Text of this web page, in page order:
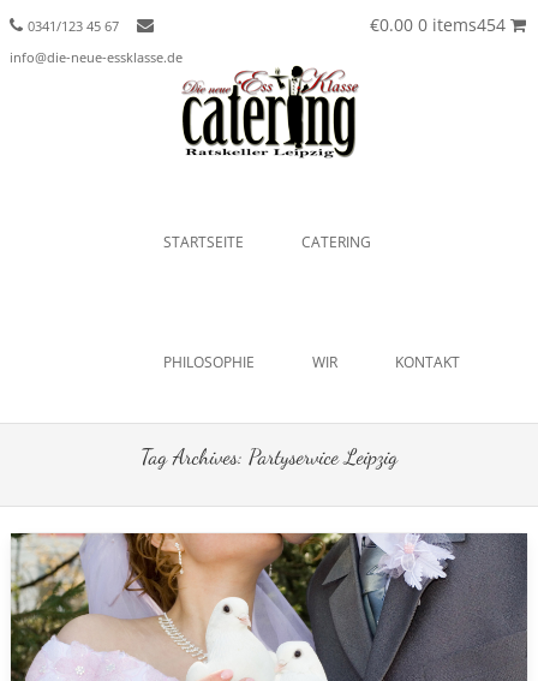
0341/123 45 67
info@die-neue-essklasse.de
€0.00 0 items454
Menu
SKIP TO CONTENT
STARTSEITE CATERING
PHILOSOPHIE WIR KONTAKT
Tag Archives: Partyservice Leipzig